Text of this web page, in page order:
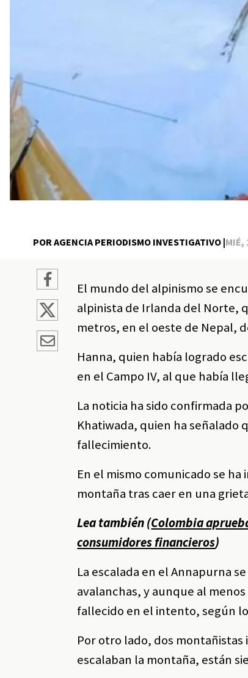
POR AGENCIA PERIODISMO INVESTIGATIVO |MIÉ,
El mundo del alpinismo se
alpinista de Irlanda del Norte,
metros, en el oeste de Nepal,
Hanna, quien había logrado
en el Campo IV, al que había
La noticia ha sido confirmada
Khatiwada, quien ha señalado
fallecimiento.
En el mismo comunicado se
montaña tras caer en una
Lea también (Colombia
consumidores financieros)
La escalada en el Annapurna
avalanchas, y aunque al
fallecido en el intento, según
Por otro lado, dos
escalaban la montaña, están